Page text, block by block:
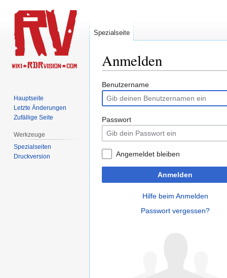
Anmelden
Zur
Navigation
springen
Zur
Suche
springen
Benutzername
Passwort
Angemeldet bleiben
Anmelden
Hilfe beim Anmelden
Passwort vergessen?
Spezialseite
Hauptseite
Letzte Änderungen
Zufällige Seite
Werkzeuge
Spezialseiten
Druckversion